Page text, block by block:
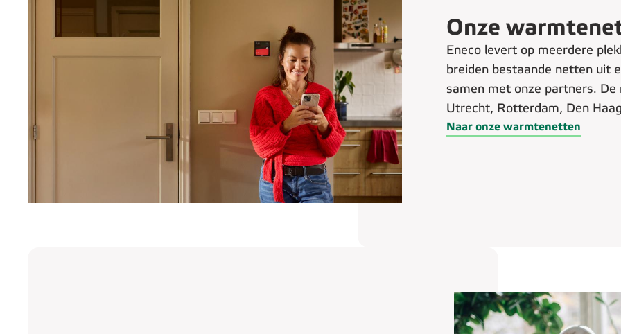
Onze
Eneco levert op meerdere
breiden bestaande netten uit
samen met onze partners.
Utrecht, Rotterdam, Den
Naar onze warmtenetten